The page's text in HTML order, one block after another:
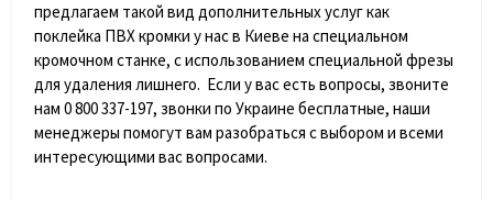
предлагаем такой вид дополнительных услуг как
поклейка ПВХ кромки у нас в Киеве на специальном
кромочном станке, с использованием специальной фрезы
для удаления лишнего. Если у вас есть вопросы, звоните
нам 0 800 337-197, звонки по Украине бесплатные, наши
менеджеры помогут вам разобраться с выбором и всеми
интересующими вас вопросами.